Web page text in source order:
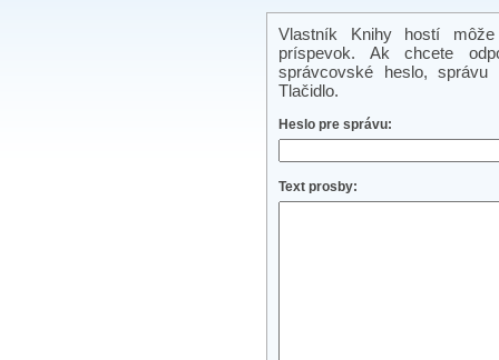
Vlastník Knihy hostí
príspevok. Ak chcete
správcovské heslo,
Tlačidlo.
Heslo pre správu:
Text prosby: